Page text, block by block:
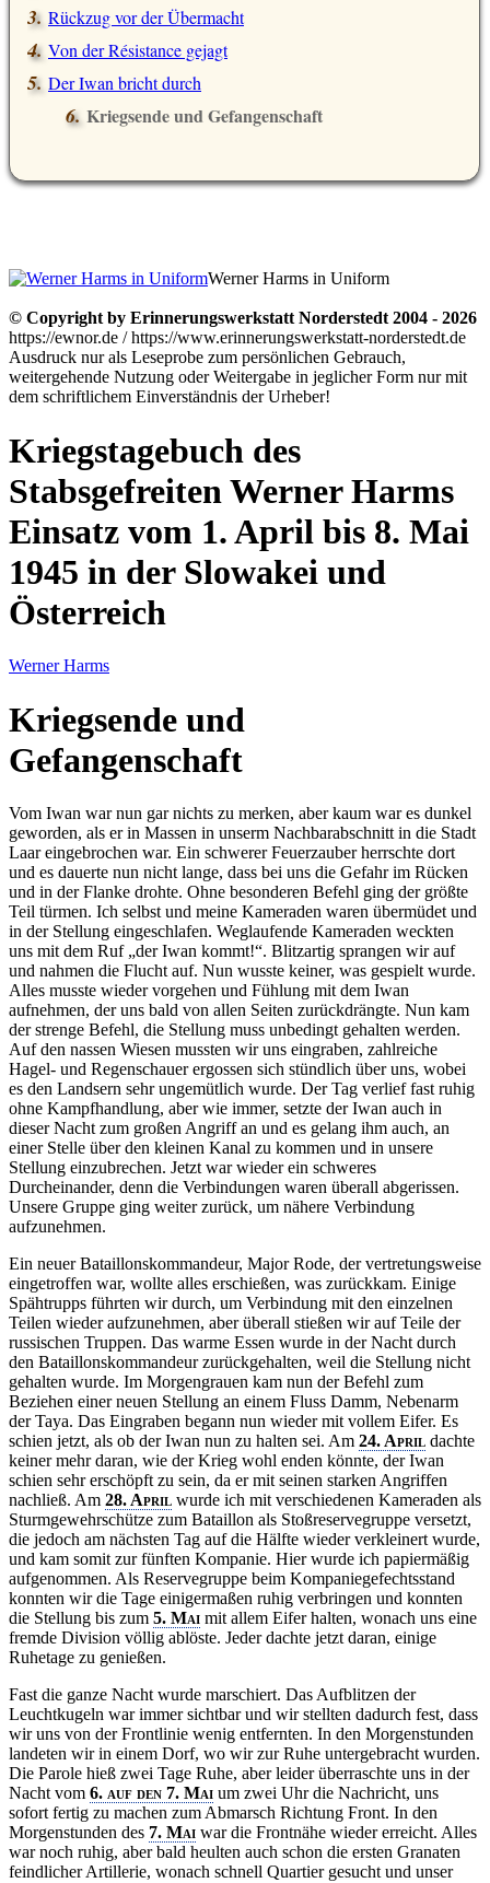
Rückzug vor der Übermacht
Von der Résistance gejagt
Der Iwan bricht durch
Kriegsende und Gefangenschaft
Werner Harms in Uniform
© Copyright by Erinnerungswerkstatt Norderstedt 2004 - 2026
https://ewnor.de / https://www.erinnerungswerkstatt-norderstedt.de
Ausdruck nur als Leseprobe zum persönlichen Gebrauch,
weitergehende Nutzung oder Weitergabe in jeglicher Form nur mit
dem schriftlichem Einverständnis der Urheber!
Kriegstagebuch des
Stabsgefreiten Werner Harms
Einsatz vom 1. April bis 8. Mai
1945 in der Slowakei und
Österreich
Werner Harms
Kriegsende und
Gefangenschaft
Vom Iwan war nun gar nichts zu merken, aber kaum war es dunkel
geworden, als er in Massen in unserm Nachbarabschnitt in die Stadt
Laar eingebrochen war. Ein schwerer Feuerzauber herrschte dort
und es dauerte nun nicht lange, dass bei uns die Gefahr im Rücken
und in der Flanke drohte. Ohne besonderen Befehl ging der größte
Teil türmen. Ich selbst und meine Kameraden waren übermüdet und
in der Stellung eingeschlafen. Weglaufende Kameraden weckten
uns mit dem Ruf der Iwan kommt! . Blitzartig sprangen wir auf
und nahmen die Flucht auf. Nun wusste keiner, was gespielt wurde.
Alles musste wieder vorgehen und Fühlung mit dem Iwan
aufnehmen, der uns bald von allen Seiten zurückdrängte. Nun kam
der strenge Befehl, die Stellung muss unbedingt gehalten werden.
Auf den nassen Wiesen mussten wir uns eingraben, zahlreiche
Hagel- und Regenschauer ergossen sich stündlich über uns, wobei
es den Landsern sehr ungemütlich wurde. Der Tag verlief fast ruhig
ohne Kampfhandlung, aber wie immer, setzte der Iwan auch in
dieser Nacht zum großen Angriff an und es gelang ihm auch, an
einer Stelle über den kleinen Kanal zu kommen und in unsere
Stellung einzubrechen. Jetzt war wieder ein schweres
Durcheinander, denn die Verbindungen waren überall abgerissen.
Unsere Gruppe ging weiter zurück, um nähere Verbindung
aufzunehmen.
Ein neuer Bataillonskommandeur, Major Rode, der vertretungsweise
eingetroffen war, wollte alles erschießen, was zurückkam. Einige
Spähtrupps führten wir durch, um Verbindung mit den einzelnen
Teilen wieder aufzunehmen, aber überall stießen wir auf Teile der
russischen Truppen. Das warme Essen wurde in der Nacht durch
den Bataillonskommandeur zurückgehalten, weil die Stellung nicht
gehalten wurde. Im Morgengrauen kam nun der Befehl zum
Beziehen einer neuen Stellung an einem Fluss Damm, Nebenarm
der Taya. Das Eingraben begann nun wieder mit vollem Eifer. Es
schien jetzt, als ob der Iwan nun zu halten sei. Am 24. April dachte
keiner mehr daran, wie der Krieg wohl enden könnte, der Iwan
schien sehr erschöpft zu sein, da er mit seinen starken Angriffen
nachließ. Am 28. April wurde ich mit verschiedenen Kameraden als
Sturmgewehrschütze zum Bataillon als Stoßreservegruppe versetzt,
die jedoch am nächsten Tag auf die Hälfte wieder verkleinert wurde,
und kam somit zur fünften Kompanie. Hier wurde ich papiermäßig
aufgenommen. Als Reservegruppe beim Kompaniegefechtsstand
konnten wir die Tage einigermaßen ruhig verbringen und konnten
die Stellung bis zum 5. Mai mit allem Eifer halten, wonach uns eine
fremde Division völlig ablöste. Jeder dachte jetzt daran, einige
Ruhetage zu genießen.
Fast die ganze Nacht wurde marschiert. Das Aufblitzen der
Leuchtkugeln war immer sichtbar und wir stellten dadurch fest, dass
wir uns von der Frontlinie wenig entfernten. In den Morgenstunden
landeten wir in einem Dorf, wo wir zur Ruhe untergebracht wurden.
Die Parole hieß zwei Tage Ruhe, aber leider überraschte uns in der
Nacht vom 6. auf den 7. Mai um zwei Uhr die Nachricht, uns
sofort fertig zu machen zum Abmarsch Richtung Front. In den
Morgenstunden des 7. Mai war die Frontnähe wieder erreicht. Alles
war noch ruhig, aber bald heulten auch schon die ersten Granaten
feindlicher Artillerie, wonach schnell Quartier gesucht und unser